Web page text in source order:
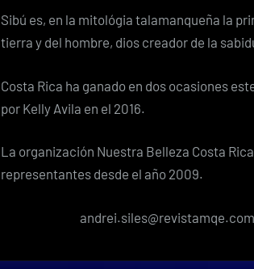
Sibú es, en la mitológia talamanqueña la
tierra y del hombre, dios creador de la
Costa Rica ha ganado en dos ocasiones
por Kelly Avila en el 2016.
La organización Nuestra Belleza Costa
representantes desde el año 2009.
andrei.siles@revistamqe.com